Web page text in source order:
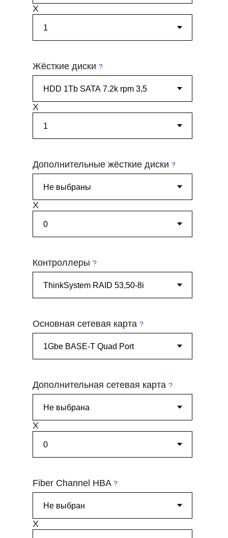
X
Жёсткие диски ?
X
Дополнительные жёсткие диски ?
X
Контроллеры ?
Основная сетевая карта ?
Дополнительная сетевая карта ?
X
Fiber Channel HBA ?
X